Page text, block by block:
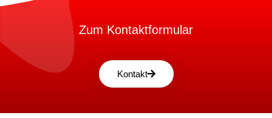
Zum Kontaktformular
Kontakt